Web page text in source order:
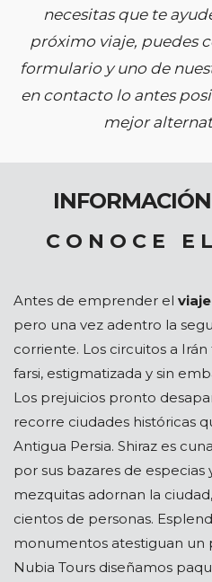
necesitas que te
próximo viaje, puedes
formulario y uno de
en contacto lo antes
mejor
C O N O C E E
Antes de emprender el
pero una vez adentro la
corriente. Los circuitos a
farsi, estigmatizada y sin
Los prejuicios pronto
recorre ciudades históricas
Antigua Persia. Shiraz es
por sus bazares de
mezquitas adornan la
cientos de personas.
monumentos atestiguan un
Nubia Tours diseñamos